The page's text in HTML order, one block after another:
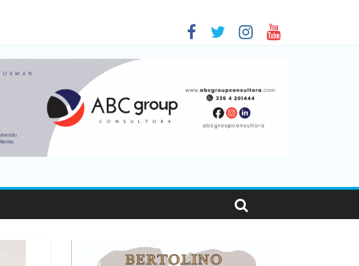
personas viajaron por el país, un 5,9% más que en 2025